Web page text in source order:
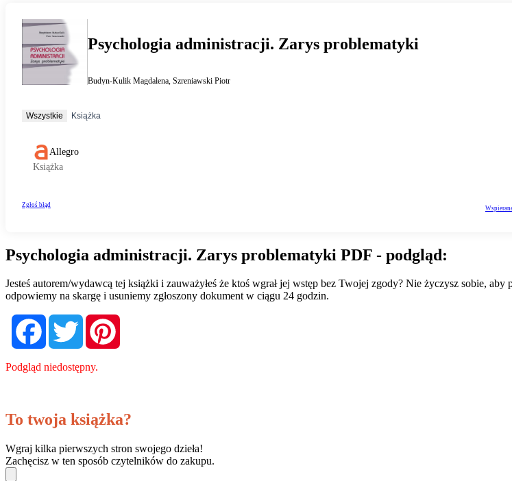
Psychologia administracji. Zarys problematyki PDF - podgląd:
Jesteś autorem/wydawcą tej książki i zauważyłeś że ktoś wgrał jej wstęp bez Twojej zgody? Nie życzysz sobie, aby
odpowiemy na skargę i usuniemy zgłoszony dokument w ciągu 24 godzin.
FacebookTwitter
Podgląd niedostępny.
To twoja książka?
Wgraj kilka pierwszych stron swojego dzieła!
Zachęcisz w ten sposób czytelników do zakupu.